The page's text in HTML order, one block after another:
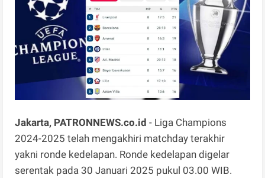
Jakarta, PATRONNEWS.co.id - Liga Champions
2024-2025 telah mengakhiri matchday terakhir
yakni ronde kedelapan. Ronde kedelapan digelar
serentak pada 30 Januari 2025 pukul 03.00 WIB.